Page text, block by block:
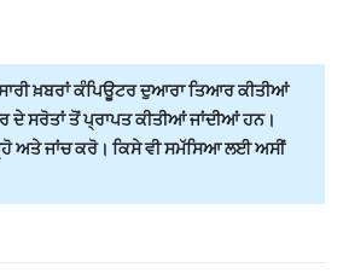
ਖ਼ਬਰਾਂ ਕੰਪਿਊਟਰ ਦੁਆਰਾ ਤਿਆਰ ਕੀਤੀਆਂ
ਦੇ ਸਰੋਤਾਂ ਤੋਂ ਪ੍ਰਾਪਤ ਕੀਤੀਆਂ ਜਾਂਦੀਆਂ ਹਨ।
ਅਤੇ ਜਾਂਚ ਕਰੋ। ਕਿਸੇ ਵੀ ਸਮੱਸਿਆ ਲਈ ਅਸੀਂ